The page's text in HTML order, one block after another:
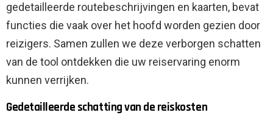
gedetailleerde routebeschrijvingen en kaarten, bevat
functies die vaak over het hoofd worden gezien door
reizigers. Samen zullen we deze verborgen schatten
van de tool ontdekken die uw reiservaring enorm
kunnen verrijken.
Gedetailleerde schatting van de reiskosten